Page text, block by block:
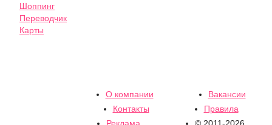
Шоппинг
Переводчик
Карты
О компании
Вакансии
Контакты
Правила
Реклама
© 2011-2026